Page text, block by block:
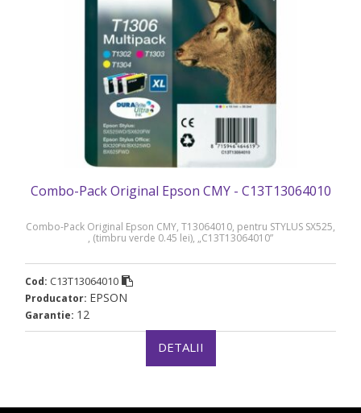
Combo-Pack Original Epson CMY - C13T13064010
Combo-Pack Original Epson CMY, T13064010, pentru STYLUS SX525,
, (timbru verde 0.45 lei), „C13T13064010”
Cod: C13T13064010
Producator: EPSON
Garantie: 12
DETALII